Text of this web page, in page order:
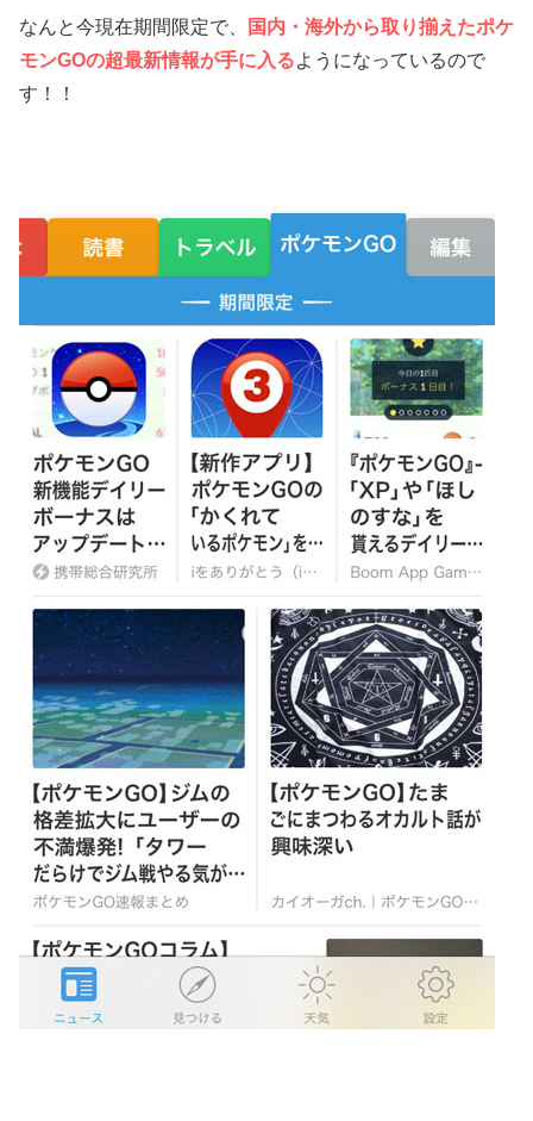
なんと今現在期間限定で、
国内・海外から取り揃えたポケ
モンGOの超最新情報が手に入るようになっているので
す！！